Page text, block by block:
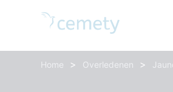
Home > Overledenen >